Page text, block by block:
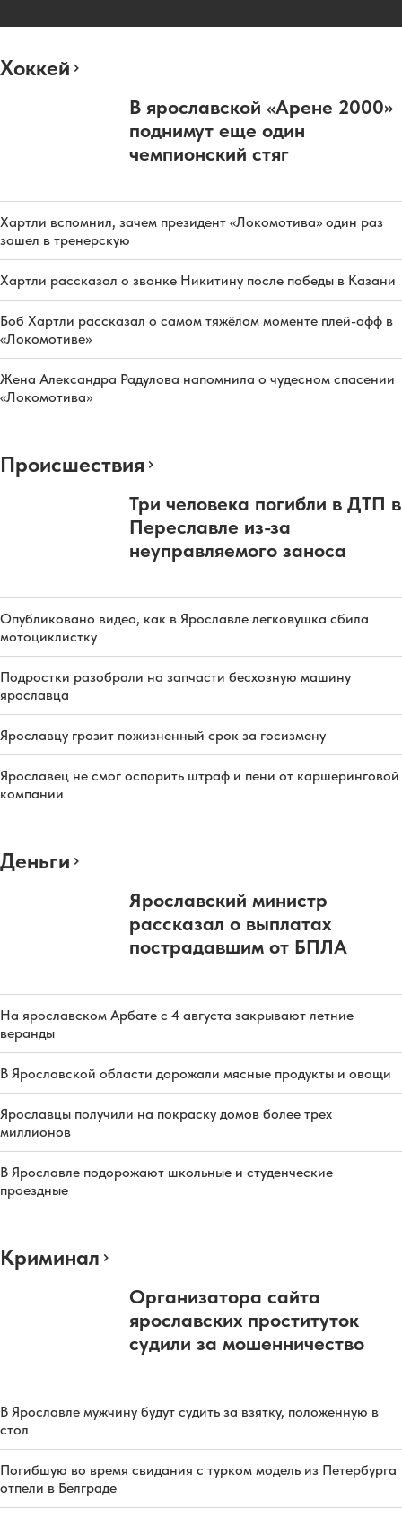
Хоккей
В ярославской «Арене 2000»
поднимут еще один
чемпионский стяг
Хартли вспомнил, зачем президент «Локомотива» один раз
зашел в тренерскую
Хартли рассказал о звонке Никитину после победы в Казани
Боб Хартли рассказал о самом тяжёлом моменте плей-офф в
«Локомотиве»
Жена Александра Радулова напомнила о чудесном спасении
«Локомотива»
Происшествия
Три человека погибли в ДТП в
Переславле из-за
неуправляемого заноса
Опубликовано видео, как в Ярославле легковушка сбила
мотоциклистку
Подростки разобрали на запчасти бесхозную машину
ярославца
Ярославцу грозит пожизненный срок за госизмену
Ярославец не смог оспорить штраф и пени от каршеринговой
компании
Деньги
Ярославский министр
рассказал о выплатах
пострадавшим от БПЛА
На ярославском Арбате с 4 августа закрывают летние
веранды
В Ярославской области дорожали мясные продукты и овощи
Ярославцы получили на покраску домов более трех
миллионов
В Ярославле подорожают школьные и студенческие
проездные
Криминал
Организатора сайта
ярославских проституток
судили за мошенничество
В Ярославле мужчину будут судить за взятку, положенную в
стол
Погибшую во время свидания с турком модель из Петербурга
отпели в Белграде